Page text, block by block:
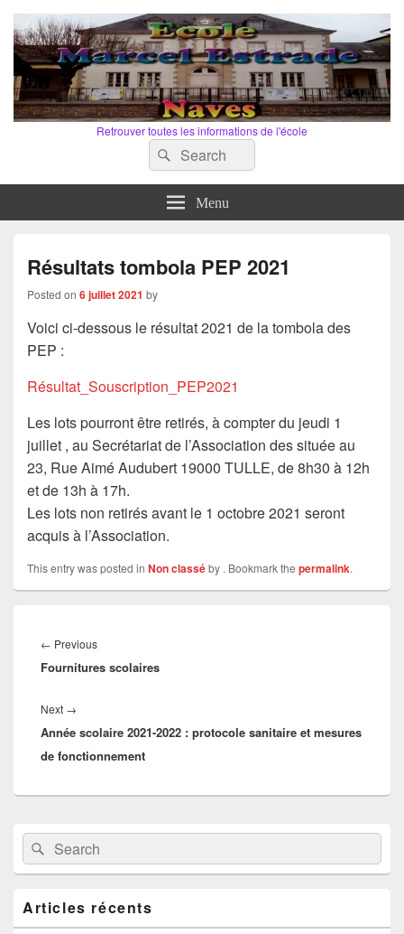
Retrouver toutes les informations de l'école
Search
for:
Search
Menu
Résultats tombola PEP 2021
Posted on 6 juillet 2021 by
Voici ci-dessous le résultat 2021 de la tombola des
PEP :
Résultat_Souscription_PEP2021
Les lots pourront être retirés, à compter du jeudi 1
juillet , au Secrétariat de l’Association des située au
23, Rue Aimé Audubert 19000 TULLE, de 8h30 à 12h
et de 13h à 17h.
Les lots non retirés avant le 1 octobre 2021 seront
acquis à l’Association.
This entry was posted in Non classéby . Bookmark the permalink.
de
l’article
← PreviousPrevious
post:
Fournitures scolaires
Next →
post:
Année scolaire 2021-2022 : protocole sanitaire et mesures
de fonctionnement
Primary
Sidebar
Widget
Area
Search
for:
Search
Articles récents